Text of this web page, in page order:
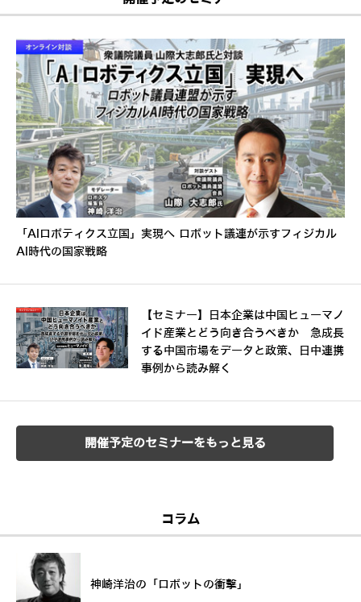
「AIロボティクス立国」実現へ ロボット議連が示すフィジカル
AI時代の国家戦略
【セミナー】日本企業は中国ヒューマノ
イド産業とどう向き合うべきか 急成長
する中国市場をデータと政策、日中連携
事例から読み解く
開催予定のセミナーをもっと見る
コラム
神崎洋治の「ロボットの衝撃」